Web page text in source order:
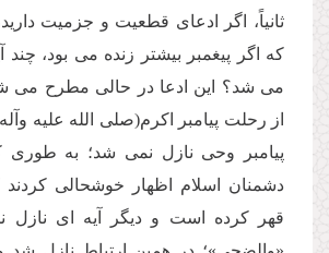
ثانیاً، اگر ادعاى قطعیت و جزمیت
كه اگر پیغمبر بیشتر زنده مى بود، چند
مى شد؟ این ادعا در حالى مطرح مى
از رحلت پیامبر اكرم(صلى الله علیه
پیامبر وحى نازل نمى شد؛ به طورى
دشمنان اسلام اظهار خوشحالى كردند
قهر كرده است و دیگر آیه اى نازل